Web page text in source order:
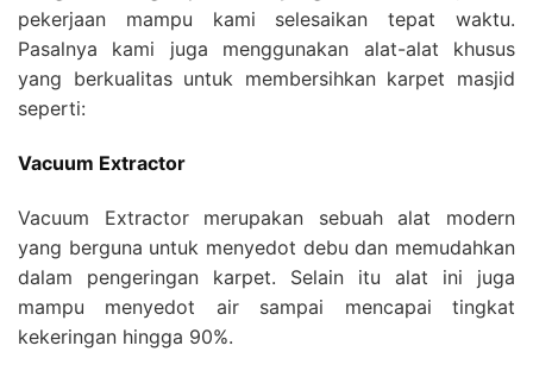
pekerjaan mampu kami selesaikan tepat waktu.
Pasalnya kami juga menggunakan alat-alat khusus
yang berkualitas untuk membersihkan karpet masjid
seperti:
Vacuum Extractor
Vacuum Extractor merupakan sebuah alat modern
yang berguna untuk menyedot debu dan memudahkan
dalam pengeringan karpet. Selain itu alat ini juga
mampu menyedot air sampai mencapai tingkat
kekeringan hingga 90%.